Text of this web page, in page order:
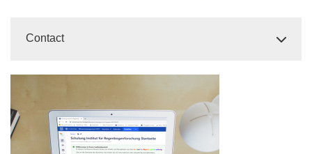
Contact